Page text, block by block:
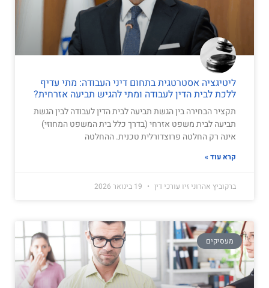
ליטיגציה אסטרטגית בתחום דיני העבודה: מתי עדיף
ללכת לבית הדין לעבודה ומתי להגיש תביעה אזרחית?
תקציר הבחירה בין הגשת תביעה לבית הדין לעבודה לבין הגשת
תביעה לבית משפט אזרחי (בדרך כלל בית המשפט המחוזי)
אינה רק החלטה פרוצדורלית טכנית. ההחלטה
קרא עוד »
ברקוביץ אהרוני זיו עורכי דין
מעסיקים